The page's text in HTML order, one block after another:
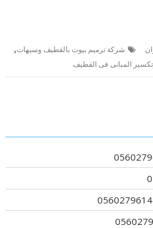
شركة ترميم بيوت بالقطيف وسيهات,
المبانى فى القطيف